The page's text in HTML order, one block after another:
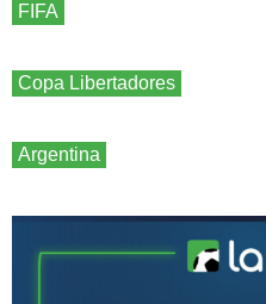
FIFA
Copa Libertadores
Argentina